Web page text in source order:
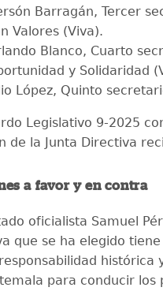
Barragán, Tercer
Valores (Viva).
Blanco, Cuarto
y Solidaridad
López, Quinto
Legislativo 9-2025
de la Junta Directiva
a favor y en contra
oficialista Samuel
que se ha elegido
histórica
para conducir los